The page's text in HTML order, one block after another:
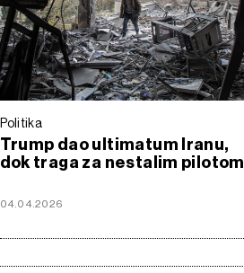
Politika
Trump dao ultimatum Iranu,
dok traga za nestalim pilotom
04.04.2026